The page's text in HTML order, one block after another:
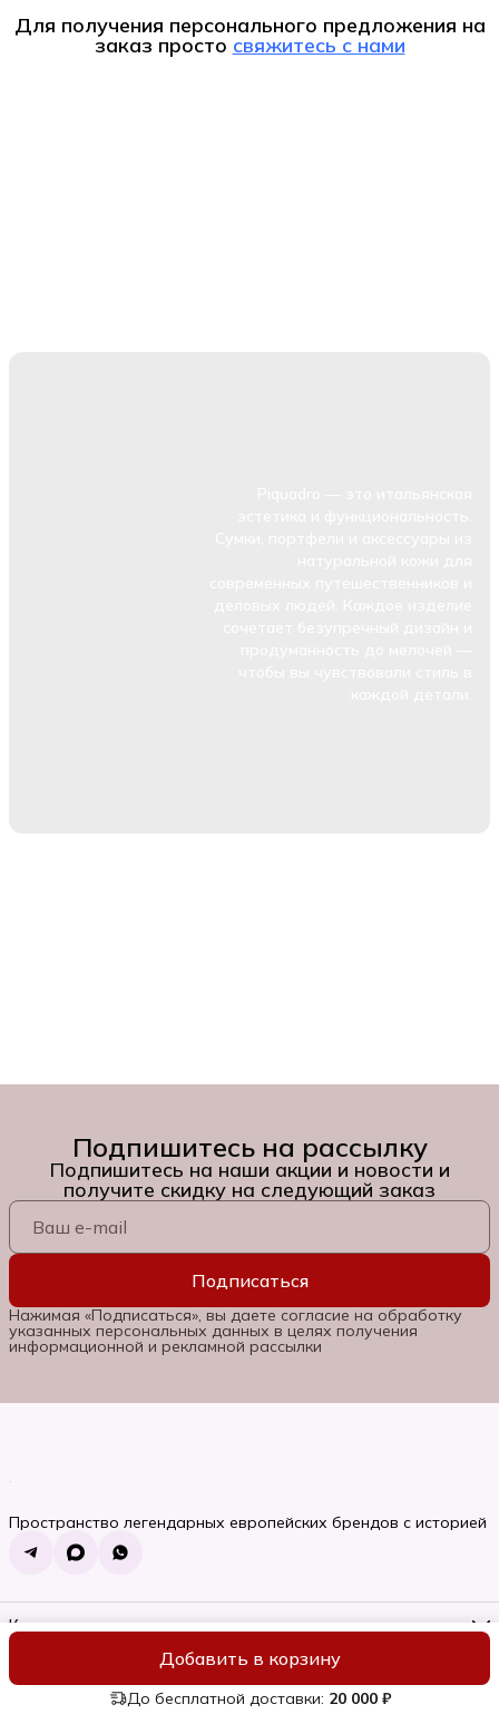
Добавить в корзину
До бесплатной доставки: 20 000 ₽
Для получения персонального предложения на
заказ просто свяжитесь с нами
Подпишитесь на рассылку
Подпишитесь на наши акции и новости и
получите скидку на следующий заказ
Подписаться
Нажимая «Подписаться», вы даете согласие на обработку
указанных персональных данных в целях получения
информационной и рекламной рассылки
Пространство легендарных европейских брендов с историей
Контакты
Режим работы
Пн-Вс, 10:00-22:00
ИП Семяновская Ольга СергеевнаОплатаДоставкаПравила